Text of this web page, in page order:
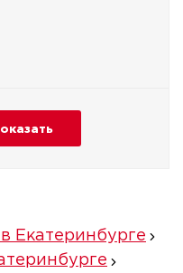
Екатеринбурге